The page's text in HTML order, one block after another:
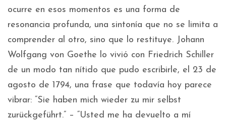
ocurre en esos momentos es una forma de
resonancia profunda, una sintonía que no se limita a
comprender al otro, sino que lo restituye. Johann
Wolfgang von Goethe lo vivió con Friedrich Schiller
de un modo tan nítido que pudo escribirle, el 23 de
agosto de 1794, una frase que todavía hoy parece
vibrar: “Sie haben mich wieder zu mir selbst
zurückgeführt.” – “Usted me ha devuelto a mí